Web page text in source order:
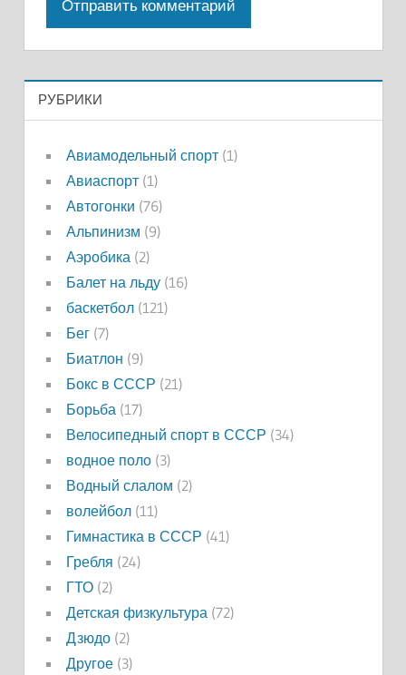
РУБРИКИ
Авиамодельный спорт(1)
Авиаспорт(1)
Автогонки (76)
Альпинизм (9)
Аэробика (2)
Балет на льду(16)
баскетбол(121)
Бег(7)
Биатлон (9)
Бокс в СССР (21)
Борьба (17)
Велосипедный спорт в СССР (34)
водное поло(3)
Водный слалом (2)
волейбол(11)
Гимнастика в СССР (41)
Гребля (24)
ГТО(2)
Детская физкультура (72)
Дзюдо(2)
Другое(3)